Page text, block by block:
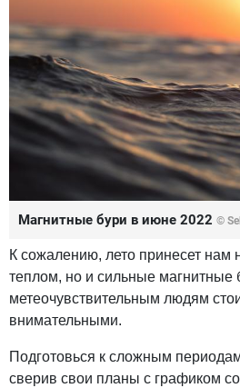
Магнитные бури в июне 2022 ©
К сожалению, лето принесет нам
теплом, но и сильные магнитные
метеочувствительным людям
внимательными.
Подготовься к сложным
сверив свои планы с графиком